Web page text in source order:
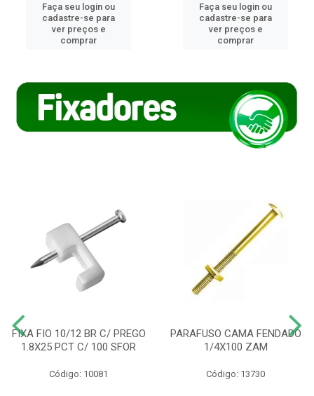
Faça seu login ou
cadastre-se para
ver preços e
comprar
Faça seu login ou
cadastre-se para
ver preços e
comprar
FIXA FIO 10/12 BR C/ PREGO
1.8X25 PCT C/ 100 SFOR
Código: 10081
PARAFUSO CAMA FENDADO
1/4X100 ZAM
Código: 13730